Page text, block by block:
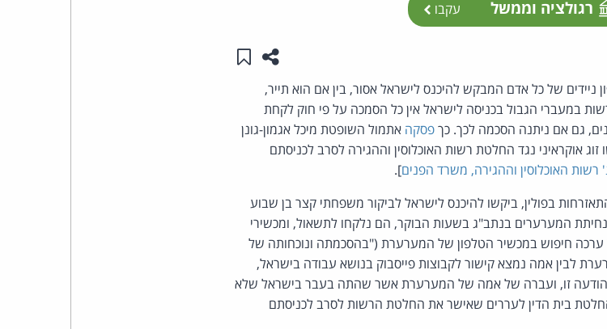
רגולציה וממשל עקבו
שתפו עמוד זה
שמור ב"תכנים שלי"
ניידים של כל אדם המבקש להיכנס לישראל אסור, בין אם הוא תייר,
במעברי הגבול בכניסה לישראל אין כל הסמכה על פי חוק לקחת
גם אם ניתנה הסכמה לכך. כךפסקה אתמול השופטת מיכל אגמון-גונן
אוקראיני נגד החלטת רשות האוכלוסין וההגירה לסרב לכניסתם
].
בפולין, ביקשו להיכנס לישראל לביקור משפחתי קצר בן שבוע
השנה האזרחית החדשה 2023. עם נחיתת המערערים בנתב"ג בשעות הבוקר, הם נלקחו לתשאול, ומכשירי
ערכה חיפוש במכשיר הטלפון של המערערת ("בהסכמתה ונוכחותה של
לבין אמה נמצא קישור לקבוצות פייסבוק בנושא עבודה בישראל,
זו, ועברה של אמה של המערערת אשר שהתה בעבר בישראל שלא
בית הדין לעררים שאישר את החלטת הרשות לסרב לכניסתם